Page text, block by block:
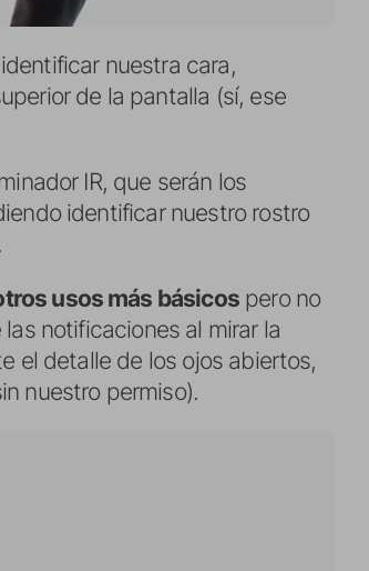
nuestra cara,
de la pantalla (sí, ese
IR, que serán los
identificar nuestro rostro
usos más básicospero no
notificaciones al mirar la
el detalle de los ojos abiertos,
nuestro permiso).